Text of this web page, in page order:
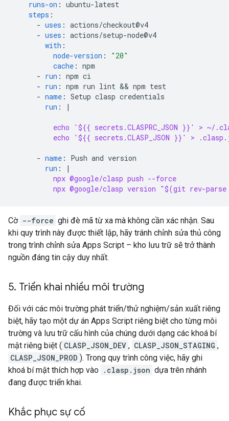
runs-on : ubuntu-latest
steps :
- uses : actions/checkout@v4
- uses : actions/setup-node@v4
with :
node-version :
"20"
cache : npm
- run : npm ci
- run : npm run lint && npm test
- name : Setup clasp credentials
run : |
echo '${{ secrets.CLASPRC_JSON }}' > ~/
echo '${{ secrets.CLASP_JSON }}' >
- name :
Push and version
run :
|
npx @google/clasp push --force
npx @google/clasp version "$(git rev-
Cờ --force ghi đè mã từ xa mà không cần xác nhận. Sau
khi quy trình này được thiết lập, hãy tránh chỉnh sửa thủ công
trong trình chỉnh sửa Apps Script – kho lưu trữ sẽ trở thành
nguồn đáng tin cậy duy nhất.
5. Triển khai nhiều môi trường
Đối với các môi trường phát triển/thử nghiệm/sản xuất riêng
biệt, hãy tạo một dự án Apps Script riêng biệt cho từng môi
trường và lưu trữ cấu hình của chúng dưới dạng các khoá bí
mật riêng biệt ( CLASP_JSON_DEV , CLASP_JSON_STAGING ,
CLASP_JSON_PROD ). Trong quy trình công việc, hãy ghi
khoá bí mật thích hợp vào .clasp.json dựa trên nhánh
đang được triển khai.
Khắc phục sự cố